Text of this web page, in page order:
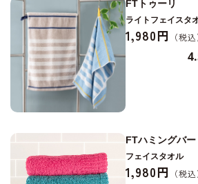
FTトゥーリ
ライトフェイスタ
1,980円
FTハミングバー
フェイスタオル
1,980円